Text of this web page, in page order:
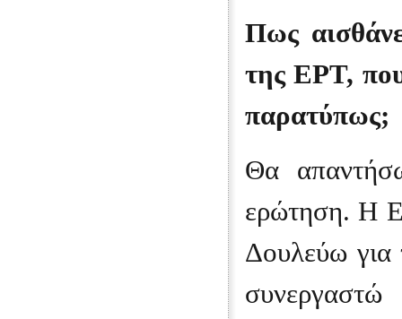
Πως
της ΕΡΤ, που
παρατύπως;
Θα
ερώτηση. Η
Δουλεύω για